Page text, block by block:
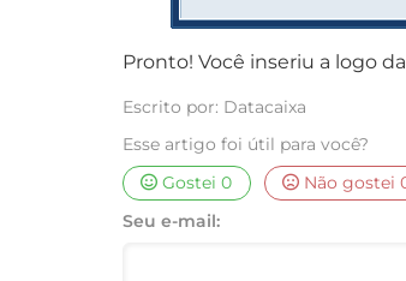
Pronto! Você inseriu a logo
Escrito por: Datacaixa
Esse artigo foi útil para você?
Gostei0 Não gostei
Seu e-mail: